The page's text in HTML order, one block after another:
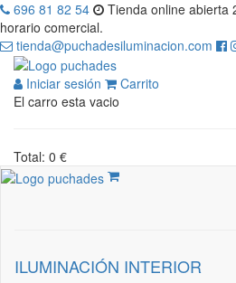
696 81 82 54 Tienda online abierta
horario comercial.
tienda@puchadesiluminacion.com
Iniciar sesión
Carrito
El carro esta vacio
Total: 0 €
ILUMINACIÓN INTERIOR